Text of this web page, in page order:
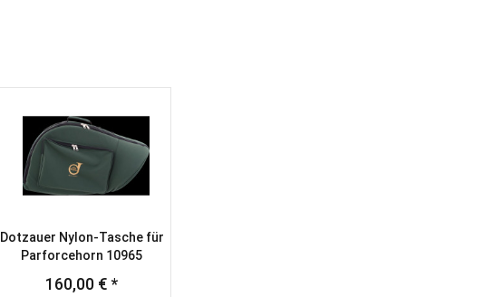
Dotzauer Nylon-Tasche für
Parforcehorn 10965
160,00 € *